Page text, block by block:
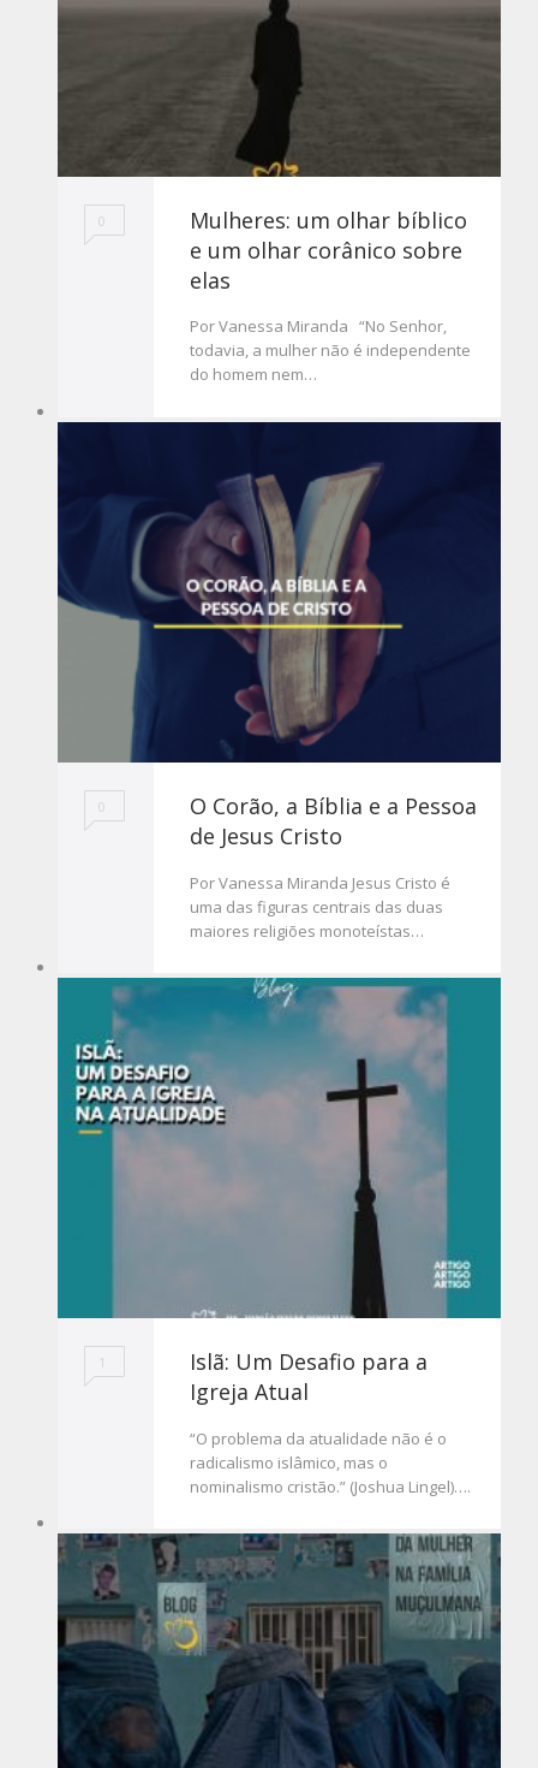
0
Mulheres: um olhar bíblico
e um olhar corânico sobre
elas
Por Vanessa Miranda “No Senhor,
todavia, a mulher não é independente
do homem nem…
0
O Corão, a Bíblia e a Pessoa
de Jesus Cristo
Por Vanessa Miranda Jesus Cristo é
uma das figuras centrais das duas
maiores religiões monoteístas…
1
Islã: Um Desafio para a
Igreja Atual
“O problema da atualidade não é o
radicalismo islâmico, mas o
nominalismo cristão.” (Joshua Lingel)….